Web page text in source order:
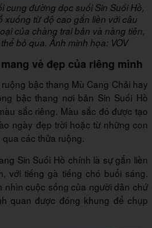
cung đường dọc suối Sin Suối Hồ,
xuống từ độ cao gắn liền với câu
của chàng trai bản và nàng tiên,
bỏ qua. Ảnh minh họa: VOV
vẻ đẹp của riêng mình
bậc thang Mù Cang Chải hay
bậc thang nơi bản Sin Suối Hồ
sắc riêng. Màu sắc đó được tạo
ngày đẹp trời hoặc từ những con
các thửa ruộng.
Sin Suối Hồ chính là sự gắn liền
với tiếng gà tiếng chó buổi sáng.
nhìn cuộc sống của người dân chứ
quan được đóng khung để chụp